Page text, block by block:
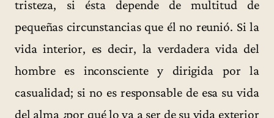
tristeza, si ésta depende de multitud de
pequeñas circunstancias que él no reunió. Si la
vida interior, es decir, la verdadera vida del
hombre es inconsciente y dirigida por la
casualidad; si no es responsable de esa su vida
del alma ¿por qué lo va a ser de su vida exterior